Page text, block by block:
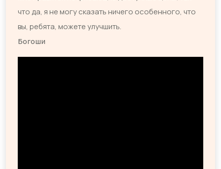
что да, я не могу сказать ничего особенного, что
вы, ребята, можете улучшить.
Богоши